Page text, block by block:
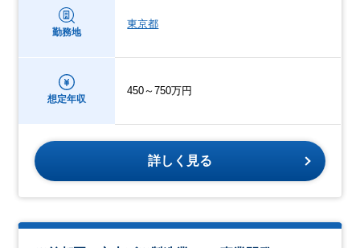
勤務地
東京都
想定年収
450～750万円
詳しく見る